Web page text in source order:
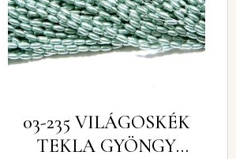
03-235 VILÁGOSKÉK
TEKLA GYÖNGY